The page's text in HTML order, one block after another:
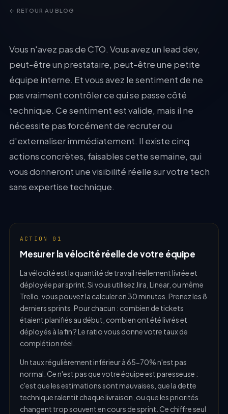
← RETOUR AU BLOG
Vous n'avez pas de CTO. Vous avez un lead dev,
peut-être un prestataire, peut-être une petite
équipe interne. Et vous avez le sentiment de ne
pas vraiment contrôler ce qui se passe côté
technique. Ce sentiment est valide, mais il ne
nécessite pas forcément de recruter ou
d'externaliser immédiatement. Il existe cinq
actions concrètes, faisables cette semaine, qui
vous donneront une visibilité réelle sur votre tech
sans expertise technique.
ACTION 01
Mesurer la vélocité réelle de votre équipe
La vélocité est la quantité de travail réellement livrée et
déployée par sprint. Si vous utilisez Jira, Linear, ou même
Trello, vous pouvez la calculer en 30 minutes. Prenez les 8
derniers sprints. Pour chacun : combien de tickets
étaient planifiés au début, combien ont été livrés et
déployés à la fin ? Le ratio vous donne votre taux de
complétion réel.
Un taux régulièrement inférieur à 65-70% n'est pas
normal. Ce n'est pas que votre équipe est paresseuse :
c'est que les estimations sont mauvaises, que la dette
technique ralentit chaque livraison, ou que les priorités
changent trop souvent en cours de sprint. Ce chiffre seul